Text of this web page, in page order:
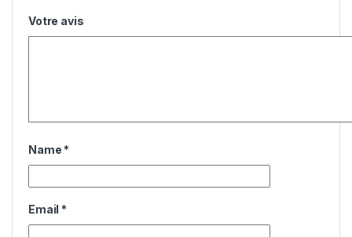
Votre avis
Name *
Email *